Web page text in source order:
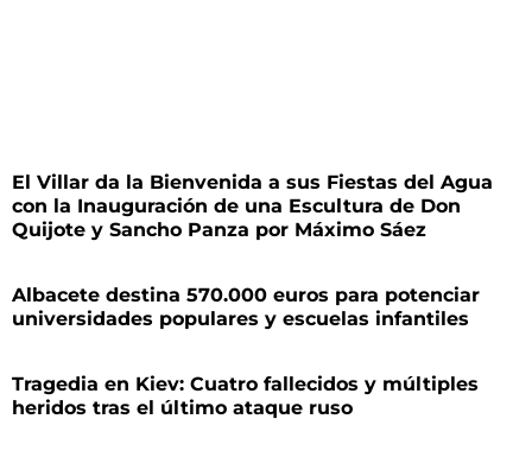
El Villar da la Bienvenida a sus Fiestas del Agua
con la Inauguración de una Escultura de Don
Quijote y Sancho Panza por Máximo Sáez
Albacete destina 570.000 euros para potenciar
universidades populares y escuelas infantiles
Tragedia en Kiev: Cuatro fallecidos y múltiples
heridos tras el último ataque ruso